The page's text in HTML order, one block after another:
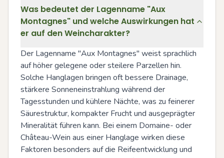
Was bedeutet der Lagenname "Aux
Montagnes" und welche Auswirkungen hat
er auf den Weincharakter?
Der Lagenname "Aux Montagnes" weist sprachlich
auf höher gelegene oder steilere Parzellen hin.
Solche Hanglagen bringen oft bessere Drainage,
stärkere Sonneneinstrahlung während der
Tagesstunden und kühlere Nächte, was zu feinerer
Säurestruktur, kompakter Frucht und ausgeprägter
Mineralität führen kann. Bei einem Domaine- oder
Château-Wein aus einer Hanglage wirken diese
Faktoren besonders auf die Reifeentwicklung und